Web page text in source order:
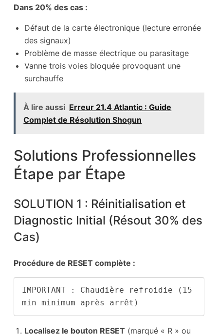
Dans 20% des cas :
Défaut de la carte électronique (lecture erronée
des signaux)
Problème de masse électrique ou parasitage
Vanne trois voies bloquée provoquant une
surchauffe
À lire aussi Erreur 21.4 Atlantic : Guide
Complet de Résolution Shogun
Solutions Professionnelles
Étape par Étape
SOLUTION 1 : Réinitialisation et
Diagnostic Initial (Résout 30% des
Cas)
Procédure de RESET complète :
IMPORTANT : Chaudière refroidie (15
min minimum après arrêt)
Localisez le bouton RESET (marqué « R » ou